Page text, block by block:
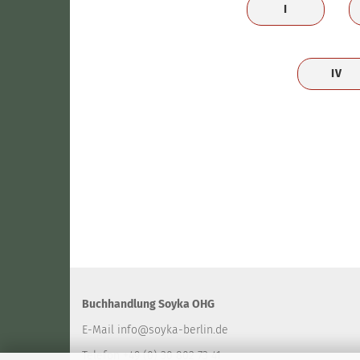
I
IV
Buchhandlung Soyka OHG
E-Mail info@soyka-berlin.de
Telefon +49 (0) 30 802 73 41